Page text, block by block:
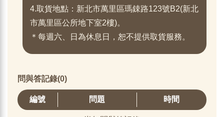
4.取貨地點：新北市萬里區瑪鋉路123號B2(新北
市萬里區公所地下室2樓)。
＊每週六、日為休息日，恕不提供取貨服務。
問與答記錄(0)
編號 問題 時間